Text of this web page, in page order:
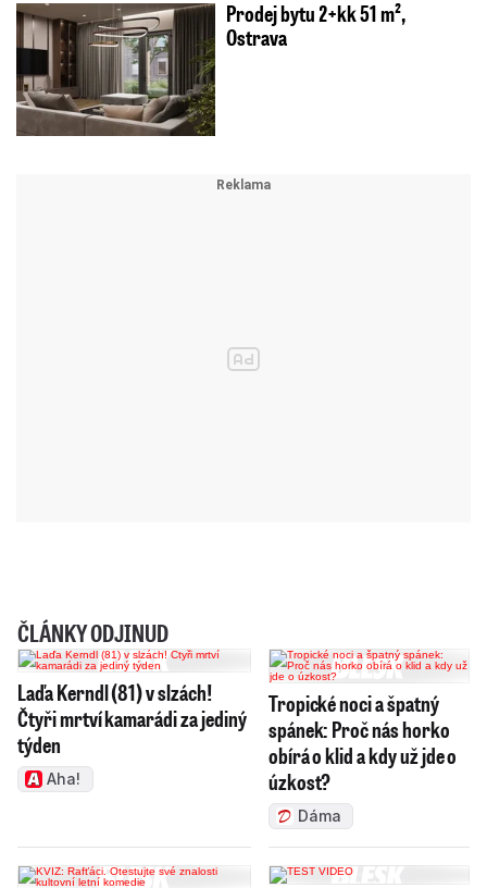
Prodej bytu 2+kk 51 m²,
Ostrava
ČLÁNKY ODJINUD
Laďa Kerndl (81) v slzách!
Čtyři mrtví kamarádi za jediný
týden
Aha!
Tropické noci a špatný
spánek: Proč nás horko
obírá o klid a kdy už jde o
úzkost?
Dáma